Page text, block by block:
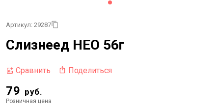
Артикул: 29287
Слизнеед НЕО 56г
Сравнить Поделиться
79 руб.
Розничная цена